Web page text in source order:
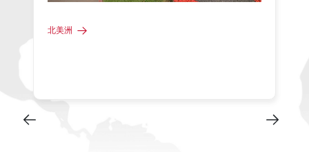
北美洲